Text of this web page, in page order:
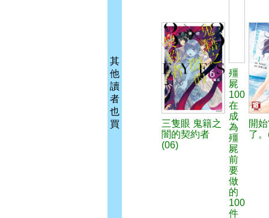
其
他
讀
者
也
買
三隻眼 鬼籍之
闇的契約者
(06)
殭
屍
100
在
成
為
殭
屍
前
要
做
的
100
件
開
了